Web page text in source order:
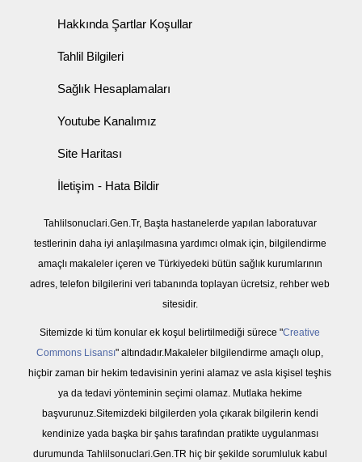
Hakkında Şartlar Koşullar
Tahlil Bilgileri
Sağlık Hesaplamaları
Youtube Kanalımız
Site Haritası
İletişim - Hata Bildir
Tahlilsonuclari.Gen.Tr, Başta hastanelerde yapılan laboratuvar
testlerinin daha iyi anlaşılmasına yardımcı olmak için, bilgilendirme
amaçlı makaleler içeren ve Türkiyedeki bütün sağlık kurumlarının
adres, telefon bilgilerini veri tabanında toplayan ücretsiz, rehber web
sitesidir.
Sitemizde ki tüm konular ek koşul belirtilmediği sürece "Creative
Commons Lisansı" altındadır.Makaleler bilgilendirme amaçlı olup,
hiçbir zaman bir hekim tedavisinin yerini alamaz ve asla kişisel teşhis
ya da tedavi yönteminin seçimi olamaz. Mutlaka hekime
başvurunuz.Sitemizdeki bilgilerden yola çıkarak bilgilerin kendi
kendinize yada başka bir şahıs tarafından pratikte uygulanması
durumunda Tahlilsonuclari.Gen.TR hiç bir şekilde sorumluluk kabul